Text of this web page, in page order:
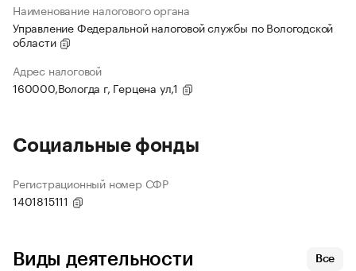
Наименование налогового органа
Управление Федеральной налоговой службы по Вологодской
области
Адрес налоговой
160000,Вологда г, Герцена ул,1
Социальные фонды
Регистрационный номер СФР
1401815111
Виды деятельности Все